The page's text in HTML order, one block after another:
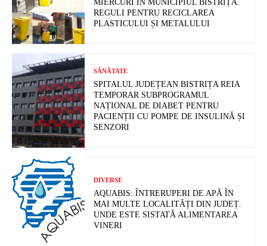
MIERCURI ÎN MUNICIPIUL BISTRIȚA.
REGULI PENTRU RECICLAREA
PLASTICULUI ȘI METALULUI
SĂNĂTATE
SPITALUL JUDEȚEAN BISTRIȚA REIA
TEMPORAR SUBPROGRAMUL
NAȚIONAL DE DIABET PENTRU
PACIENȚII CU POMPE DE INSULINĂ ȘI
SENZORI
DIVERSE
AQUABIS: ÎNTRERUPERI DE APĂ ÎN
MAI MULTE LOCALITĂȚI DIN JUDEȚ.
UNDE ESTE SISTATĂ ALIMENTAREA
VINERI